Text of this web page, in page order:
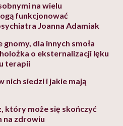
na wielu
funkcjonować
Joanna Adamiak
gnomy, dla innych smoła
o eksternalizacji lęku
terapii
nich siedzi i jakie mają
który może się skończyć
na zdrowiu